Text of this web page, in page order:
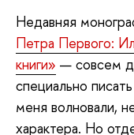
Недавняя
Петра Первого:
книги» — совсем
специально
меня волновали,
характера. Но